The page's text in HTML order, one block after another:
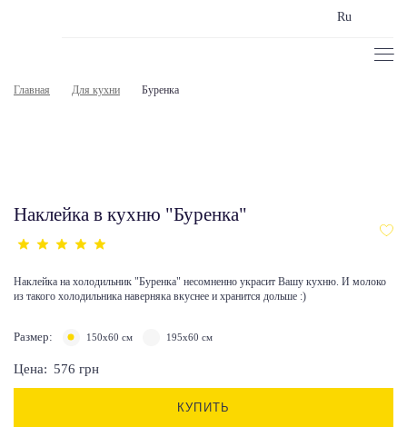
Ru
Главная Для кухни Буренка
Наклейка в кухню "Буренка"
Наклейка на холодильник "Буренка" несомненно украсит Вашу кухню. И молоко
из такого холодильника наверняка вкуснее и хранится дольше :)
Размер: 150х60 см 195х60 см
Цена: 576 грн
КУПИТЬ